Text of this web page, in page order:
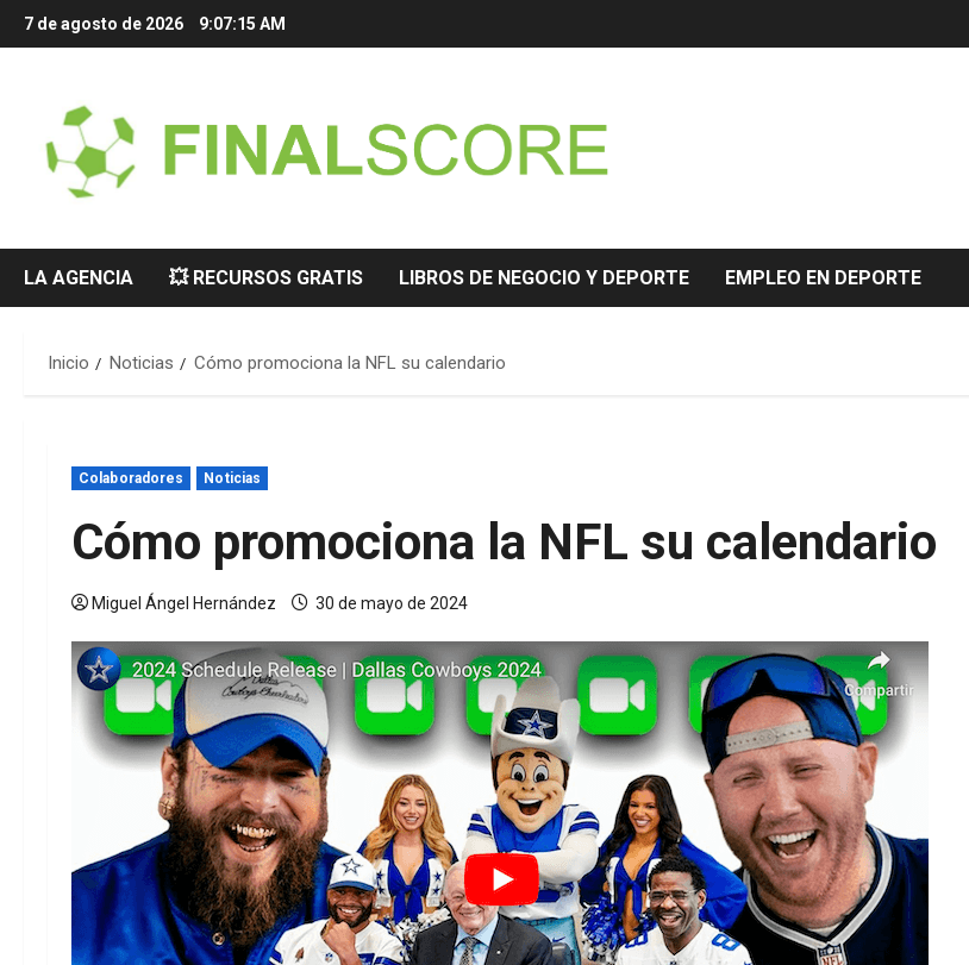
Saltar
al
7 de agosto de 2026 9:07:16 AM
LA AGENCIA 💥 RECURSOS GRATIS LIBROS DE NEGOCIO Y DEPORTE EMPLEO EN DEPORTE
Inicio Noticias Cómo promociona la NFL su calendario
Colaboradores Noticias
Cómo promociona la NFL su calendario
Miguel Ángel Hernández 30 de mayo de 2024